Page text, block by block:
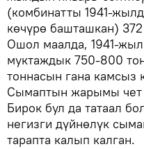
(комбинатты 1941-
көчүрө башташкан)
Ошол маалда, 1941-
муктаждык 750-800
тоннасын гана камсыз
Сымаптын жарымы чет
Бирок бул да татаал
негизги дүйнөлүк
тарапта калып калган.